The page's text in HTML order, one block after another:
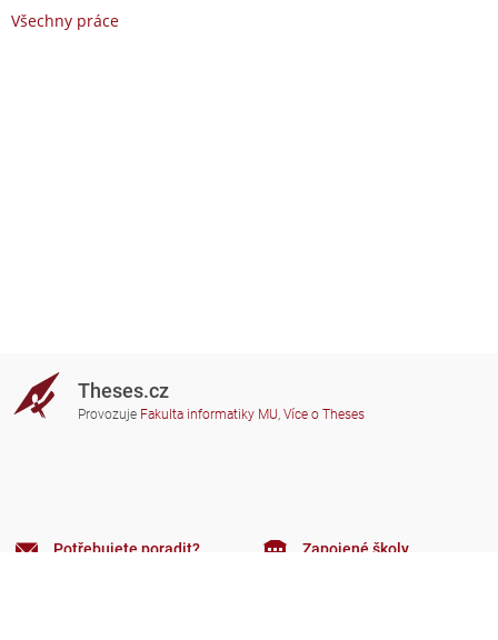
Všechny práce
Theses.cz
Provozuje Fakulta informatiky MU, Více o Theses
Potřebujete poradit? Zapojené školy